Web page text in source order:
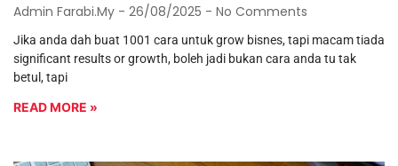
Admin Farabi.my 26/08/2025 No Comments
Jika anda dah buat 1001 cara untuk grow bisnes, tapi macam tiada
significant results or growth, boleh jadi bukan cara anda tu tak
betul, tapi
READ MORE »